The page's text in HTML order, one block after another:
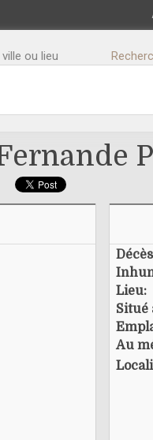
ou lieu
Décès
Lieu:
Situé
Au